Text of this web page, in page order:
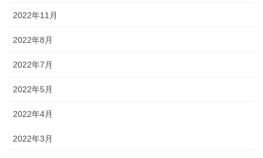
2022年11月
2022年8月
2022年7月
2022年5月
2022年4月
2022年3月